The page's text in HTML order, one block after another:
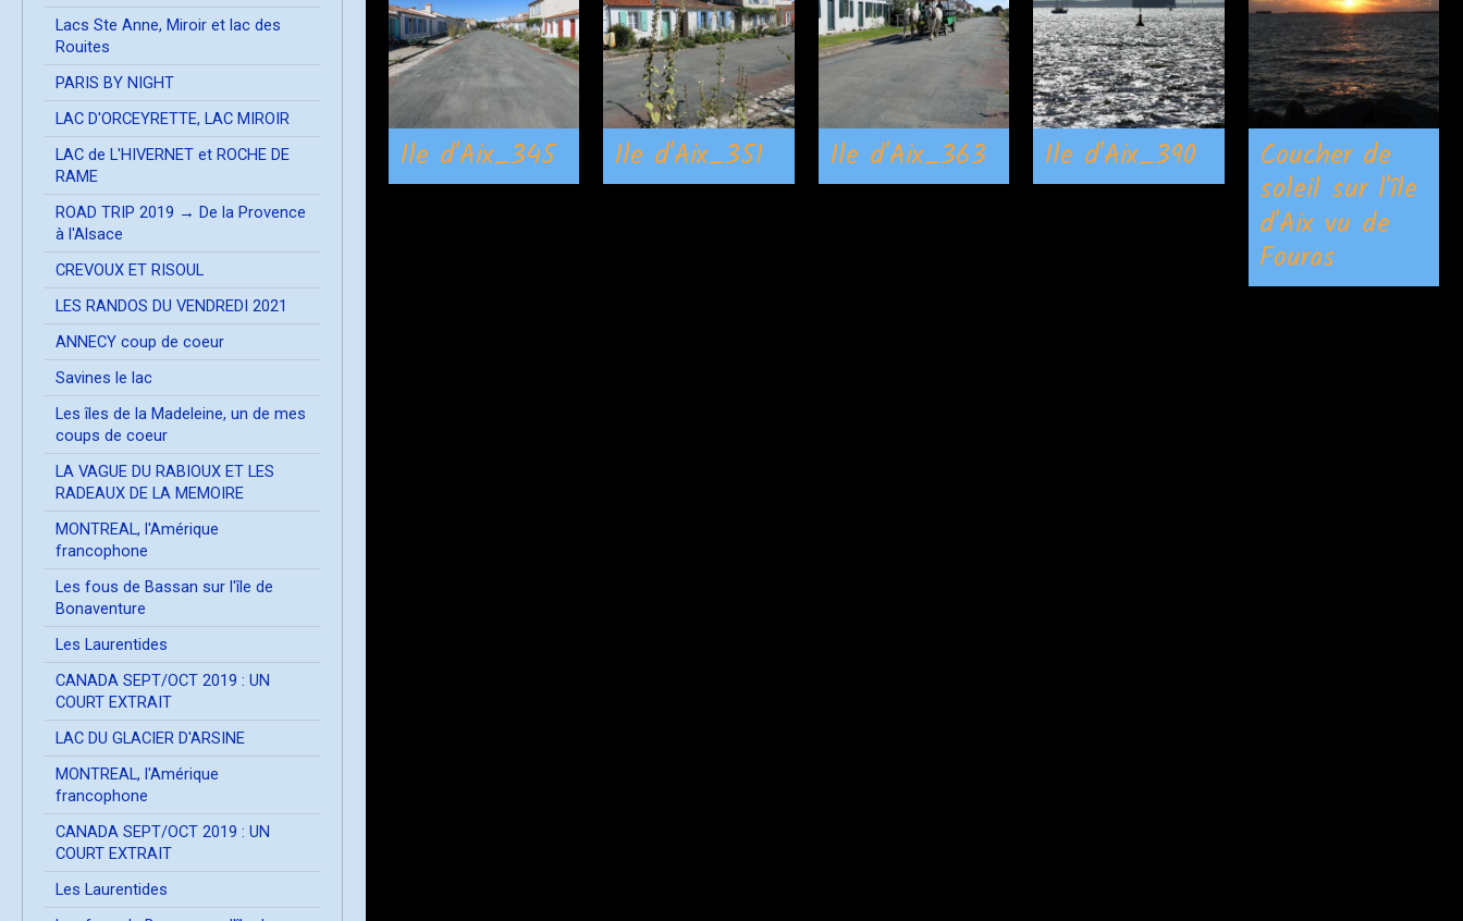
Ile d'Aix_345 Ile d'Aix_351 Ile d'Aix_363 Ile d'Aix_390 Coucher de
soleil sur l'île
d'Aix vu de
Fouras
Lacs Ste Anne, Miroir et lac des
Rouites
PARIS BY NIGHT
LAC D'ORCEYRETTE, LAC MIROIR
LAC de L'HIVERNET et ROCHE DE
RAME
ROAD TRIP 2019 → De la Provence
à l'Alsace
CREVOUX ET RISOUL
LES RANDOS DU VENDREDI 2021
ANNECY coup de coeur
Savines le lac
Les îles de la Madeleine, un de mes
coups de coeur
LA VAGUE DU RABIOUX ET LES
RADEAUX DE LA MEMOIRE
MONTREAL, l'Amérique
francophone
Les fous de Bassan sur l'île de
Bonaventure
Les Laurentides
CANADA SEPT/OCT 2019 : UN
COURT EXTRAIT
LAC DU GLACIER D'ARSINE
MONTREAL, l'Amérique
francophone
CANADA SEPT/OCT 2019 : UN
COURT EXTRAIT
Les Laurentides